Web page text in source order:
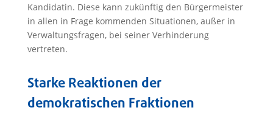
Kandidatin. Diese kann zukünftig den Bürgermeister
in allen in Frage kommenden Situationen, außer in
Verwaltungsfragen, bei seiner Verhinderung
vertreten.
Starke Reaktionen der
demokratischen Fraktionen